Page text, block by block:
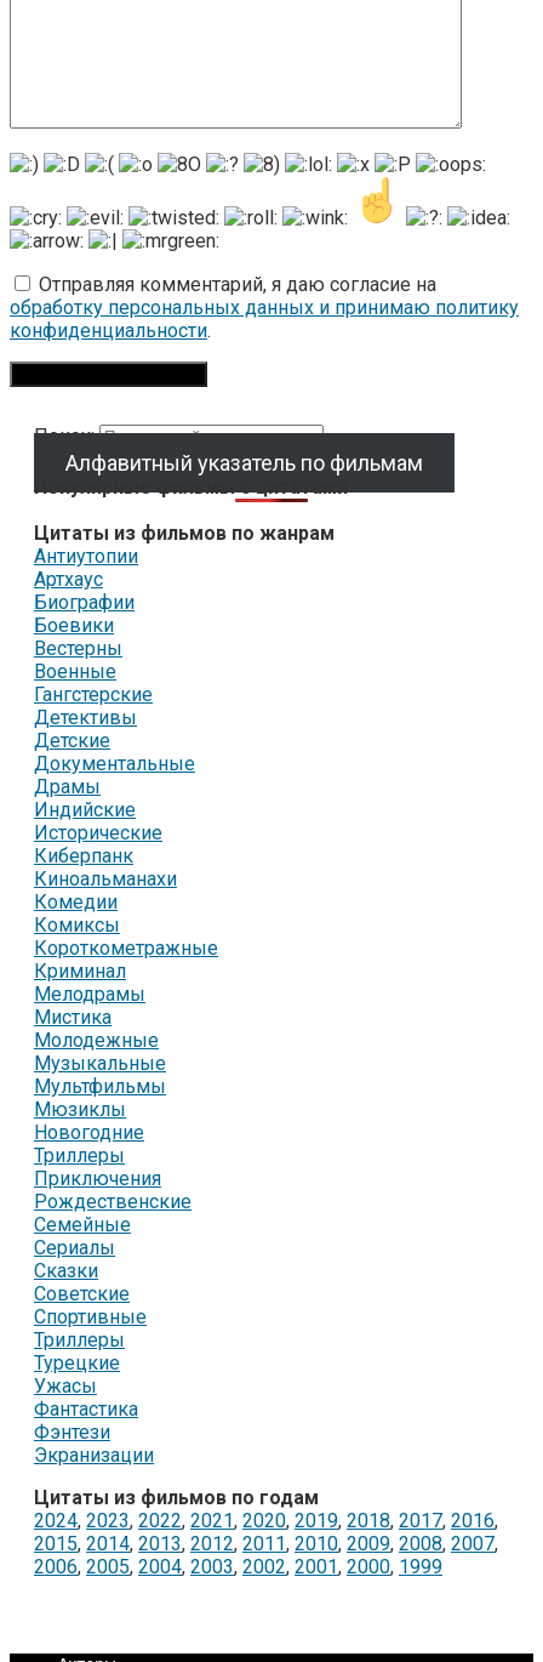
Отправляя комментарий, я даю согласие на
обработку персональных данных и принимаю политику
конфиденциальности.
Поиск:
Алфавитный указатель по фильмам
Популярные фильмы с цитатами
Цитаты из фильмов по жанрам
Антиутопии
Артхаус
Биографии
Боевики
Вестерны
Военные
Гангстерские
Детективы
Детские
Документальные
Драмы
Индийские
Исторические
Киберпанк
Киноальманахи
Комедии
Комиксы
Короткометражные
Криминал
Мелодрамы
Мистика
Молодежные
Музыкальные
Мультфильмы
Мюзиклы
Новогодние
Триллеры
Приключения
Рождественские
Семейные
Сериалы
Сказки
Советские
Спортивные
Триллеры
Турецкие
Ужасы
Фантастика
Фэнтези
Экранизации
Цитаты из фильмов по годам
2024, 2023, 2022, 2021, 2020, 2019, 2018, 2017, 2016,
2015, 2014, 2013, 2012, 2011, 2010, 2009, 2008, 2007,
2006, 2005, 2004, 2003, 2002, 2001, 2000, 1999